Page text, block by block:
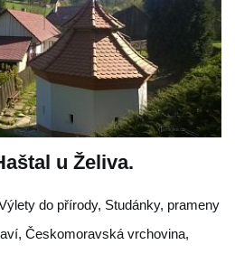
u Želiva.
do přírody, Studánky, prameny
, Českomoravská vrchovina,